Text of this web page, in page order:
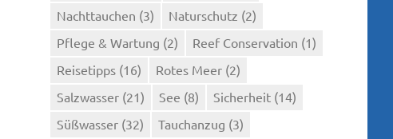
Nachttauchen (3) Naturschutz (2)
Pflege & Wartung (2) Reef Conservation (1)
Reisetipps (16) Rotes Meer (2)
Salzwasser (21) See (8) Sicherheit (14)
Süßwasser (32) Tauchanzug (3)